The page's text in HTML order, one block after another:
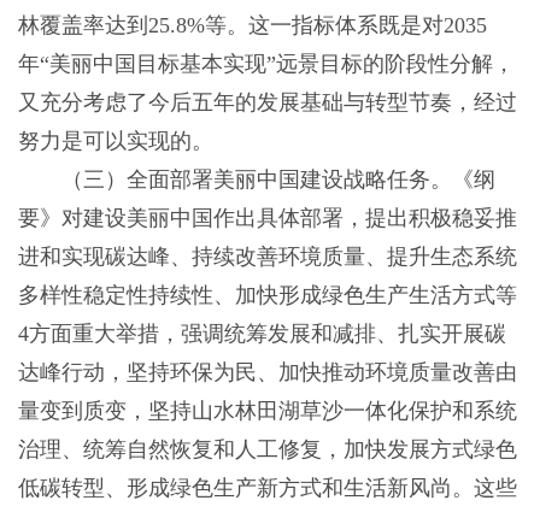
林覆盖率达到25.8%等。这一指标体系既是对2035
年“美丽中国目标基本实现”远景目标的阶段性分解，
又充分考虑了今后五年的发展基础与转型节奏，经过
努力是可以实现的。
（三）全面部署美丽中国建设战略任务。《纲
要》对建设美丽中国作出具体部署，提出积极稳妥推
进和实现碳达峰、持续改善环境质量、提升生态系统
多样性稳定性持续性、加快形成绿色生产生活方式等
4方面重大举措，强调统筹发展和减排、扎实开展碳
达峰行动，坚持环保为民、加快推动环境质量改善由
量变到质变，坚持山水林田湖草沙一体化保护和系统
治理、统筹自然恢复和人工修复，加快发展方式绿色
低碳转型、形成绿色生产新方式和生活新风尚。这些